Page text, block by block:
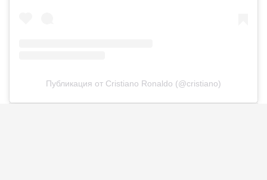
Публикация от Cristiano Ronaldo (@cristiano)